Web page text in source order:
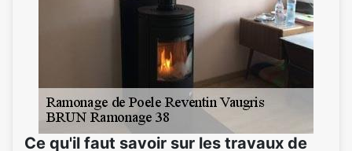
Ce qu'il faut savoir sur les travaux de